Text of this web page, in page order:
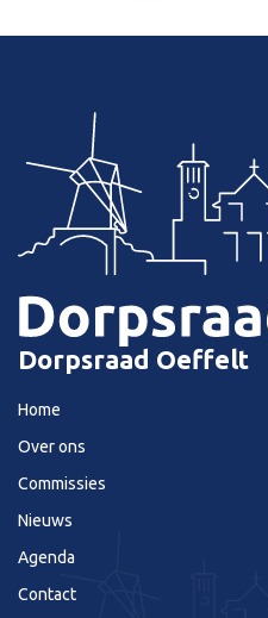
Dorpsraad Oeffelt
Home
Over ons
Commissies
Nieuws
Agenda
Contact